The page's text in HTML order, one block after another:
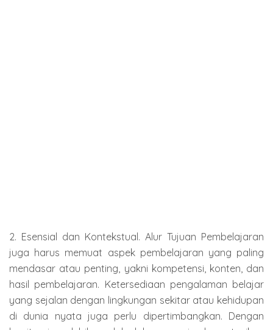
2. Esensial dan Kontekstual. Alur Tujuan Pembelajaran
juga harus memuat aspek pembelajaran yang paling
mendasar atau penting, yakni kompetensi, konten, dan
hasil pembelajaran. Ketersediaan pengalaman belajar
yang sejalan dengan lingkungan sekitar atau kehidupan
di dunia nyata juga perlu dipertimbangkan. Dengan